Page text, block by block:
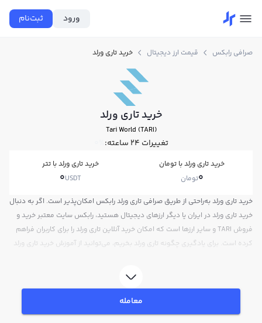
ورود ثبت‌نام
صرافی رابکس قیمت ارز دیجیتال خرید تاری ورلد
خرید تاری ورلد
Tari World (TARI)
تغییرات ۲۴ ساعته: 0%
خرید تاری ورلد با تومان
0تومان
خرید تاری ورلد با تتر
0USDT
خرید تاری ورلد به‌راحتی از طریق صرافی تاری ورلد رابکس امکان‌پذیر است. اگر به دنبال
خرید تاری ورلد در ایران یا دیگر ارزهای دیجیتال هستید، رابکس سایت معتبر خرید و
فروش TARI و سایر ارزها است که امکان خرید آنلاین تاری ورلد را برای کاربران فراهم
کرده است. برای یادگیری چگونه تاری ورلد بخریم، می‌توانید از آموزش خرید تاری ورلد
بپردازید. در بازار رابکس، قیمت لحظه‌ای، نمودار و امکانات فروش تاری ورلد نیز در
دسترس شما قرار دارد تا بتوانید تصمیمات بهتری در معاملات خود بگیرید.
معامله